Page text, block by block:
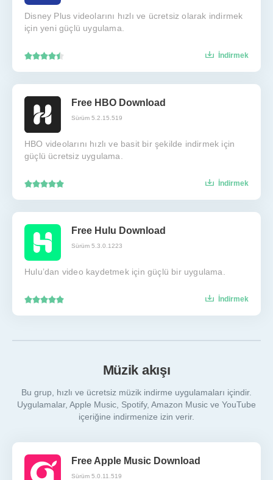
Disney Plus videolarını hızlı ve ücretsiz olarak indirmek
için yeni güçlü uygulama.
İndirmek
Free HBO Download
Sürüm 5.2.15.519
HBO videolarını hızlı ve basit bir şekilde indirmek için
güçlü ücretsiz uygulama.
İndirmek
Free Hulu Download
Sürüm 5.3.0.1223
Hulu’dan video kaydetmek için güçlü bir uygulama.
İndirmek
Müzik akışı
Bu grup, hızlı ve ücretsiz müzik indirme uygulamaları içindir.
Uygulamalar, Apple Music, Spotify, Amazon Music ve YouTube
içeriğine indirmenize izin verir.
Free Apple Music Download
Sürüm 5.0.11.519